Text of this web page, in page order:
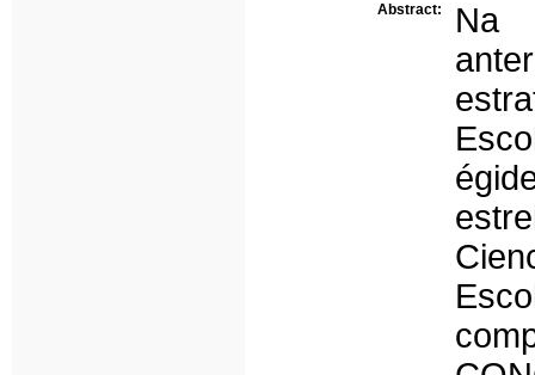
Abstract:
Na